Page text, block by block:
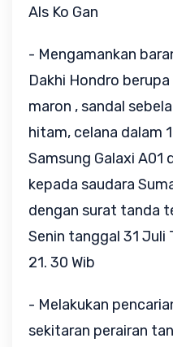
Als Ko Gan
- Mengamankan
Dakhi Hondro
maron , sandal
hitam, celana dalam
Samsung Galaxi A01
kepada saudara
dengan surat tanda
Senin tanggal 31 Juli
21. 30 Wib
- Melakukan
sekitaran perairan